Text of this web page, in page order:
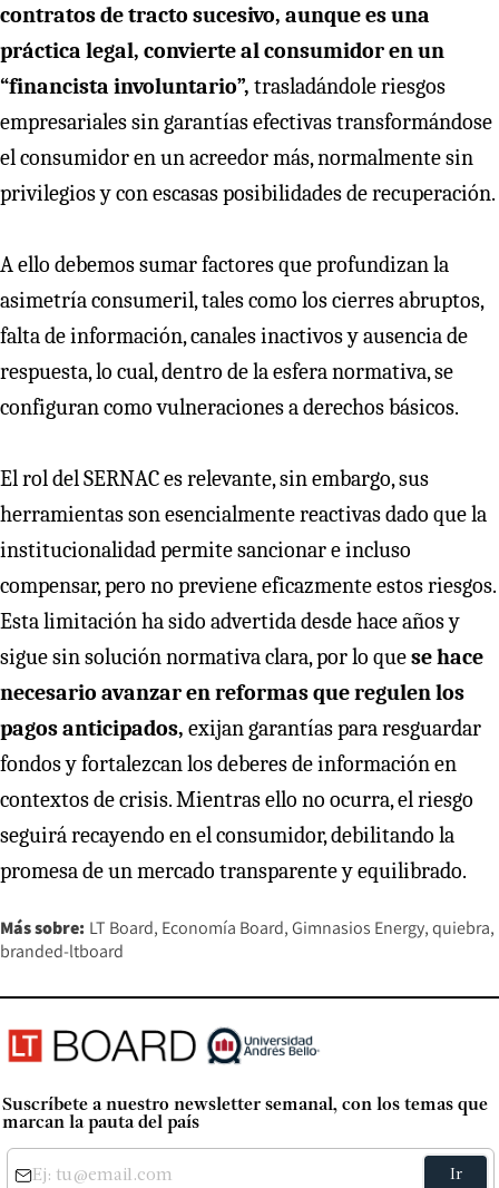
contratos de tracto sucesivo, aunque es una
práctica legal, convierte al consumidor en un
“financista involuntario”, trasladándole riesgos
empresariales sin garantías efectivas transformándose
el consumidor en un acreedor más, normalmente sin
privilegios y con escasas posibilidades de recuperación.
A ello debemos sumar factores que profundizan la
asimetría consumeril, tales como los cierres abruptos,
falta de información, canales inactivos y ausencia de
respuesta, lo cual, dentro de la esfera normativa, se
configuran como vulneraciones a derechos básicos.
El rol del SERNAC es relevante, sin embargo, sus
herramientas son esencialmente reactivas dado que la
institucionalidad permite sancionar e incluso
compensar, pero no previene eficazmente estos riesgos.
Esta limitación ha sido advertida desde hace años y
sigue sin solución normativa clara, por lo quese hace
necesario avanzar en reformas que regulen los
pagos anticipados, exijan garantías para resguardar
fondos y fortalezcan los deberes de información en
contextos de crisis. Mientras ello no ocurra, el riesgo
seguirá recayendo en el consumidor, debilitando la
promesa de un mercado transparente y equilibrado.
Más sobre: LT Board Economía Board Gimnasios Energy quiebra
branded-ltboard
Suscríbete a nuestro newsletter semanal, con los temas que
marcan la pauta del país